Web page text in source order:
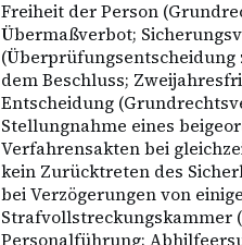
Freiheit der Person
Übermaßverbot;
(Überprüfungsentscheidung
dem Beschluss;
Entscheidung
Stellungnahme eines
Verfahrensakten bei
kein Zurücktreten des
bei Verzögerungen von
Strafvollstreckungskammer
Personalführung;